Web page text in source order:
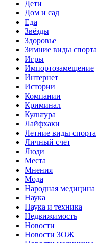
Дети
Дом и сад
Еда
Звёзды
Здоровье
Зимние виды спорта
Игры
Импортозамещение
Интернет
Истории
Компании
Криминал
Культура
Лайфхаки
Летние виды спорта
Личный счет
Люди
Места
Мнения
Мода
Народная медицина
Наука
Наука и техника
Недвижимость
Новости
Новости ЗОЖ